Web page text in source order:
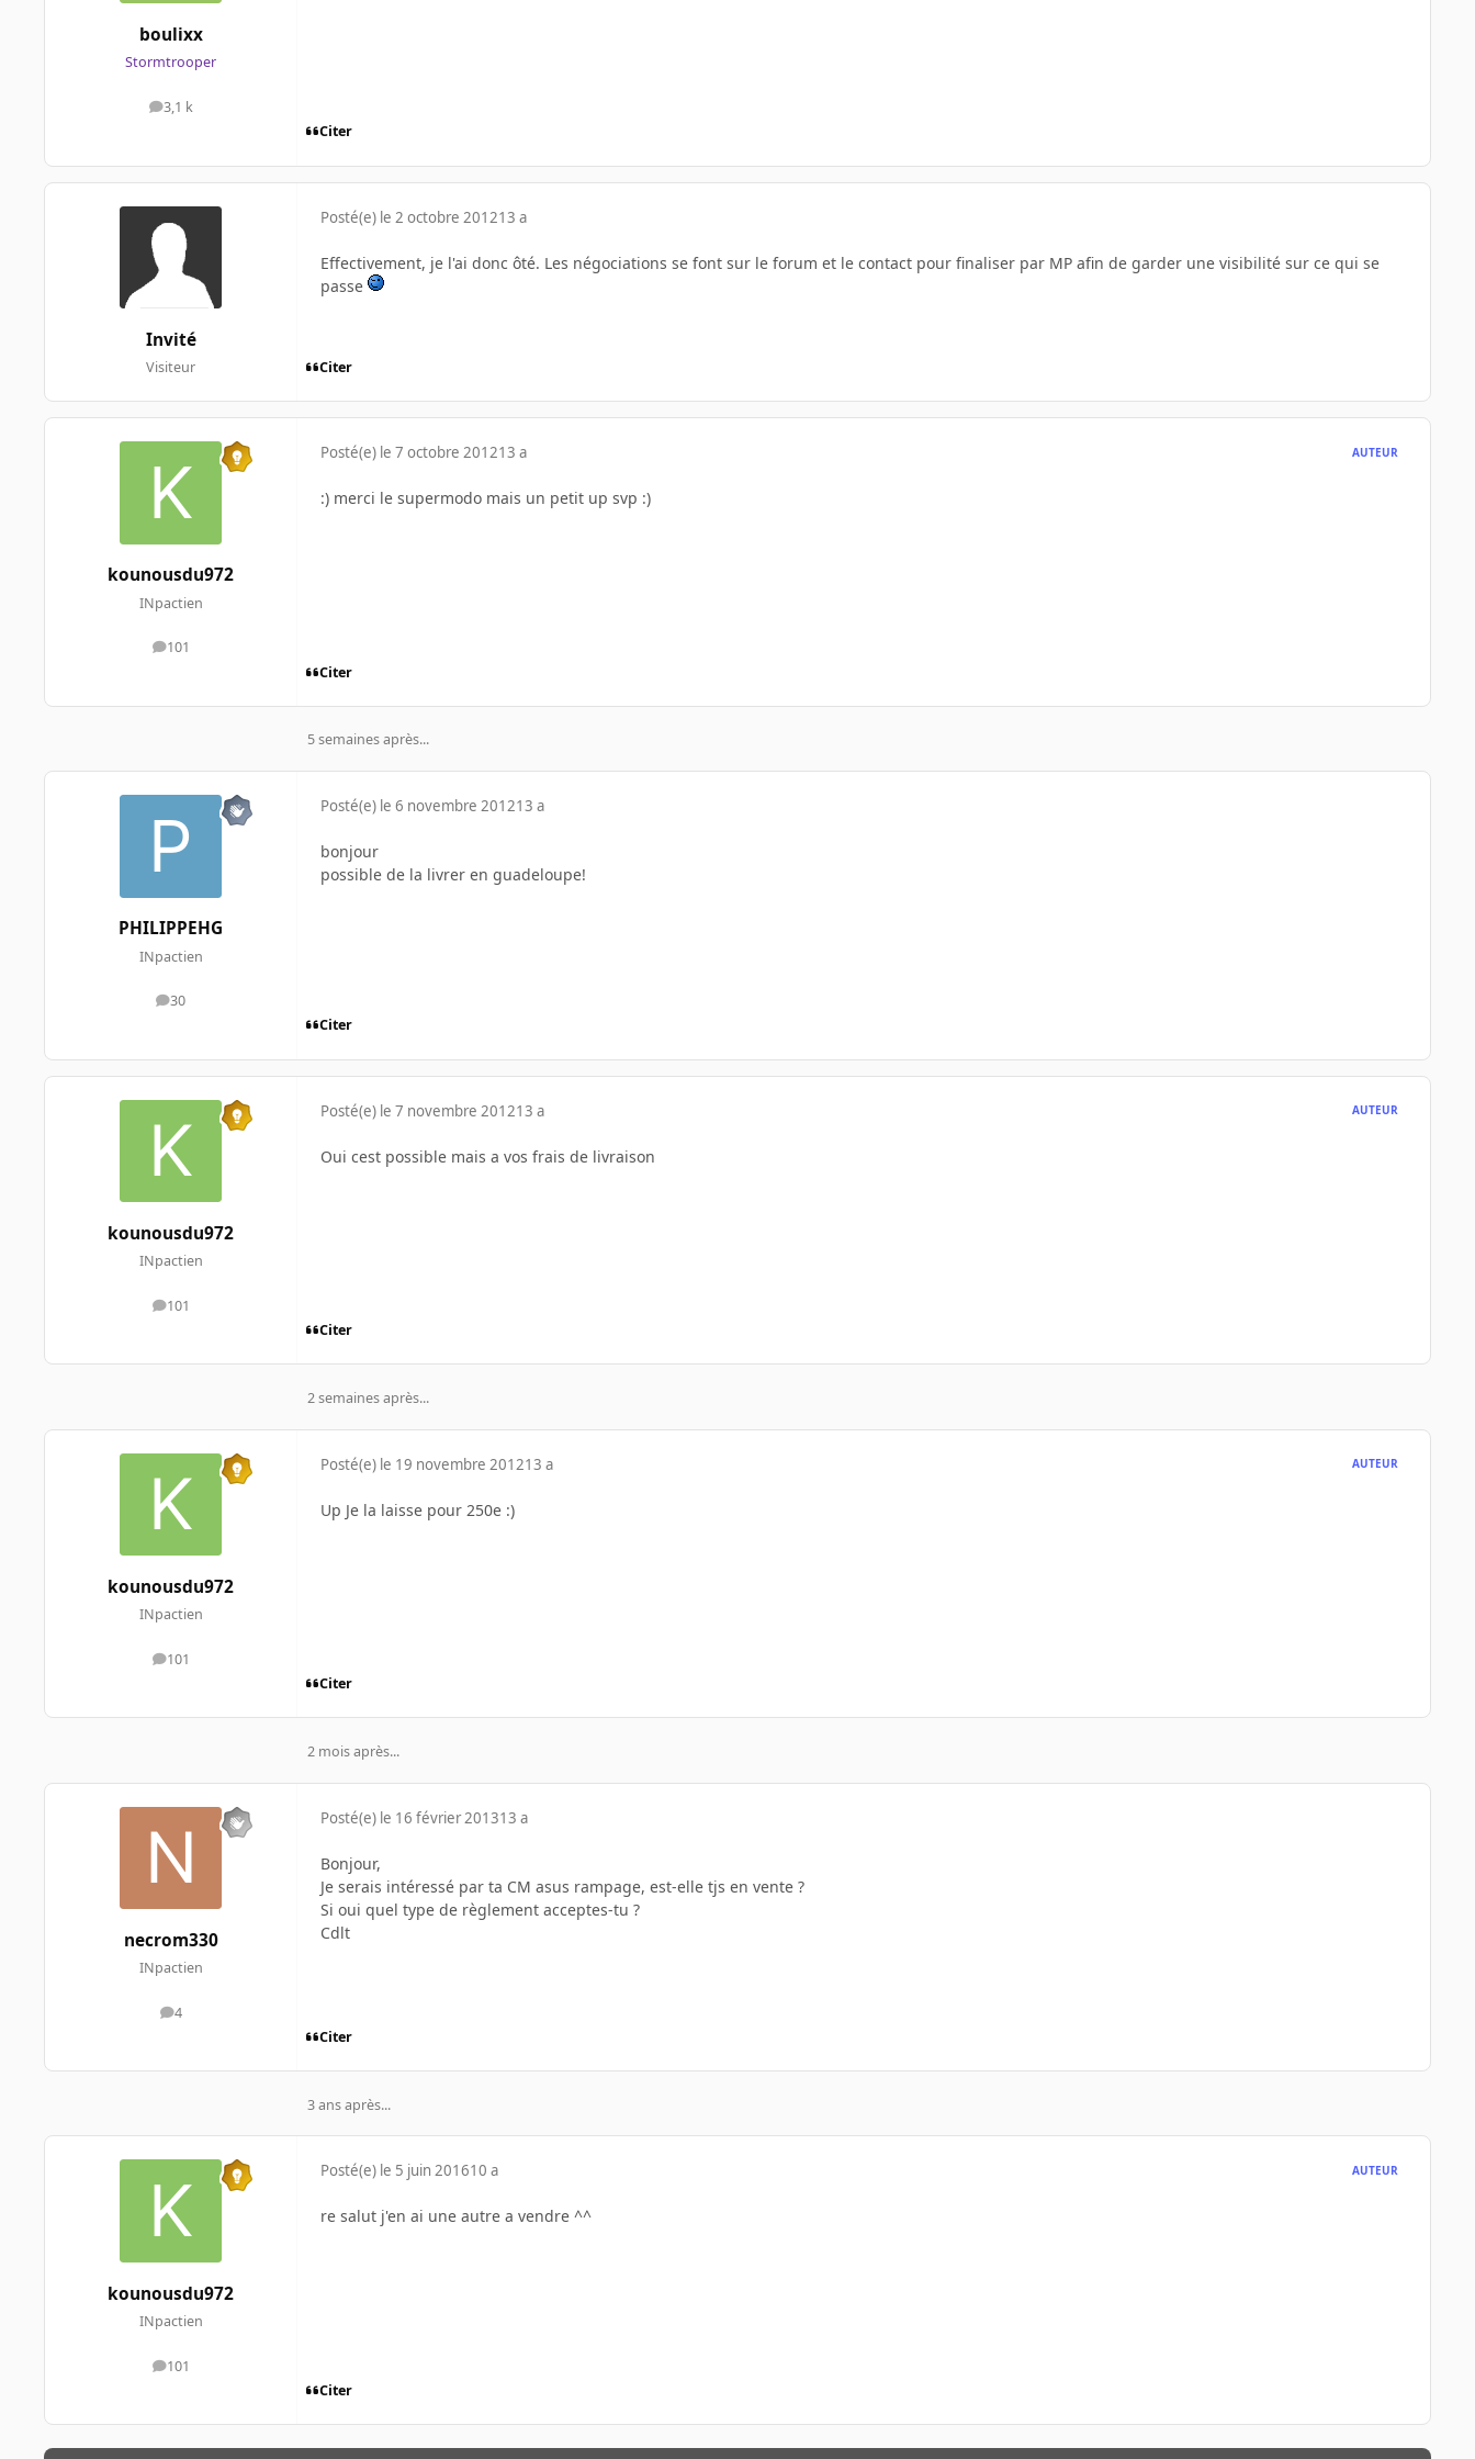
boulixx
Stormtrooper
3,1 k
messages
Citer
Invité
Visiteur
Posté(e) le 2 octobre 201213 a
Effectivement, je l'ai donc ôté. Les négociations se font sur le forum et le contact pour finaliser par MP afin de garder une visibilité sur ce qui se
passe
Citer
kounousdu972
INpactien
101
messages
Posté(e) le 7 octobre 201213 a AUTEUR
:) merci le supermodo mais un petit up svp :)
Citer
5 semaines après...
PHILIPPEHG
INpactien
30
messages
Posté(e) le 6 novembre 201213 a
bonjour
possible de la livrer en guadeloupe!
Citer
kounousdu972
INpactien
101
messages
Posté(e) le 7 novembre 201213 a AUTEUR
Oui cest possible mais a vos frais de livraison
Citer
2 semaines après...
kounousdu972
INpactien
101
messages
Posté(e) le 19 novembre 201213 a AUTEUR
Up Je la laisse pour 250e :)
Citer
2 mois après...
necrom330
INpactien
4
messages
Posté(e) le 16 février 201313 a
Bonjour,
Je serais intéressé par ta CM asus rampage, est-elle tjs en vente ?
Si oui quel type de règlement acceptes-tu ?
Cdlt
Citer
3 ans après...
kounousdu972
INpactien
101
messages
Posté(e) le 5 juin 201610 a AUTEUR
re salut j'en ai une autre a vendre ^^
Citer